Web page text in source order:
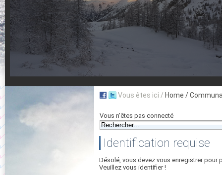
Aujourd'hui : T° Min :°CT° Max :°C |
Suivez en direct l'actualité des stations
Vous êtes ici / Home /
Vous n'êtes pas connecté
Identification requise
Désolé, vous devez vous enregistrer pour
Veuillez vous identifier !